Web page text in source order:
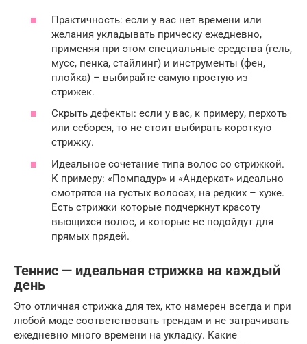
Практичность: если у вас нет времени или
желания укладывать прическу ежедневно,
применяя при этом специальные средства (гель,
мусс, пенка, стайлинг) и инструменты (фен,
плойка) – выбирайте самую простую из
стрижек.
Скрыть дефекты: если у вас, к примеру, перхоть
или себорея, то не стоит выбирать короткую
стрижку.
Идеальное сочетание типа волос со стрижкой.
К примеру: «Помпадур» и «Андеркат» идеально
смотрятся на густых волосах, на редких – хуже.
Есть стрижки которые подчеркнут красоту
вьющихся волос, и которые не подойдут для
прямых прядей.
Теннис — идеальная стрижка на каждый
день
Это отличная стрижка для тех, кто намерен всегда и при
любой моде соответствовать трендам и не затрачивать
ежедневно много времени на укладку. Какие